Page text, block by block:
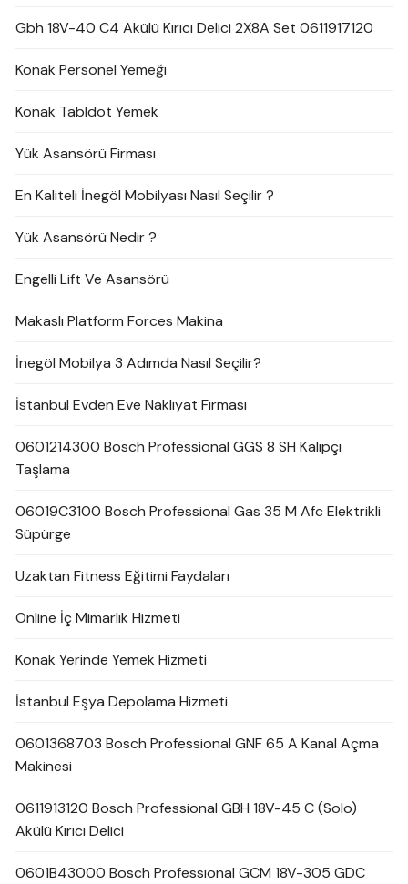
Gbh 18V-40 C4 Akülü Kırıcı Delici 2X8A Set 0611917120
Konak Personel Yemeği
Konak Tabldot Yemek
Yük Asansörü Firması
En Kaliteli İnegöl Mobilyası Nasıl Seçilir ?
Yük Asansörü Nedir ?
Engelli Lift Ve Asansörü
Makaslı Platform Forces Makina
İnegöl Mobilya 3 Adımda Nasıl Seçilir?
İstanbul Evden Eve Nakliyat Firması
0601214300 Bosch Professional GGS 8 SH Kalıpçı
Taşlama
06019C3100 Bosch Professional Gas 35 M Afc Elektrikli
Süpürge
Uzaktan Fitness Eğitimi Faydaları
Online İç Mimarlık Hizmeti
Konak Yerinde Yemek Hizmeti
İstanbul Eşya Depolama Hizmeti
0601368703 Bosch Professional GNF 65 A Kanal Açma
Makinesi
0611913120 Bosch Professional GBH 18V-45 C (Solo)
Akülü Kırıcı Delici
0601B43000 Bosch Professional GCM 18V-305 GDC